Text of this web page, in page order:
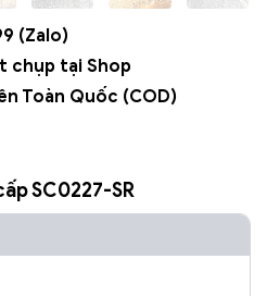
(Zalo)
chụp tại Shop
Toàn Quốc (COD)
SC0227-SR